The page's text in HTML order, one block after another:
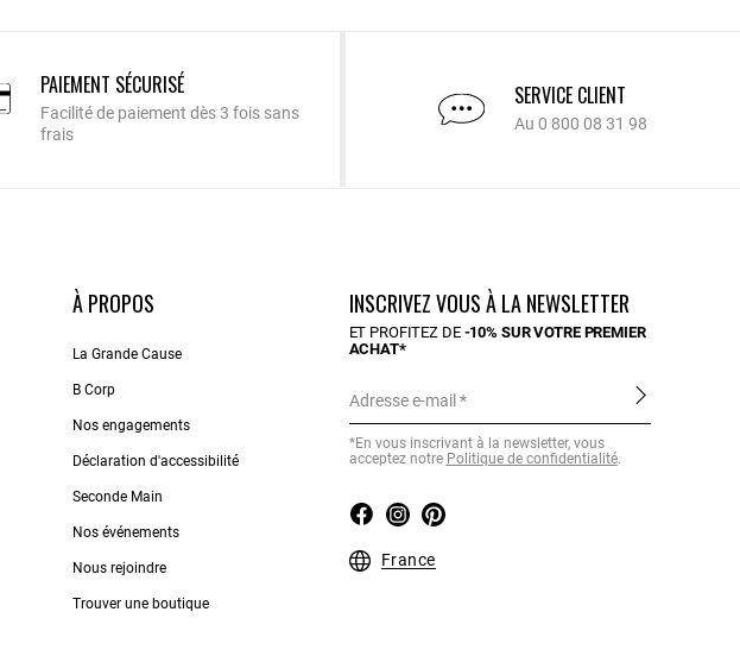
PAIEMENT SÉCURISÉ
Facilité de paiement dès 3 fois sans
frais
SERVICE CLIENT
Au 0 800 08 31 98
À PROPOS
La Grande Cause
B Corp
Nos engagements
Déclaration d'accessibilité
Seconde Main
Nos événements
Nous rejoindre
Trouver une boutique
INSCRIVEZ VOUS À LA NEWSLETTER
ET PROFITEZ DE -10% SUR VOTRE PREMIER
ACHAT*
Adresse e-mail
*En vous inscrivant à la newsletter, vous
acceptez notre Politique de confidentialité.
France